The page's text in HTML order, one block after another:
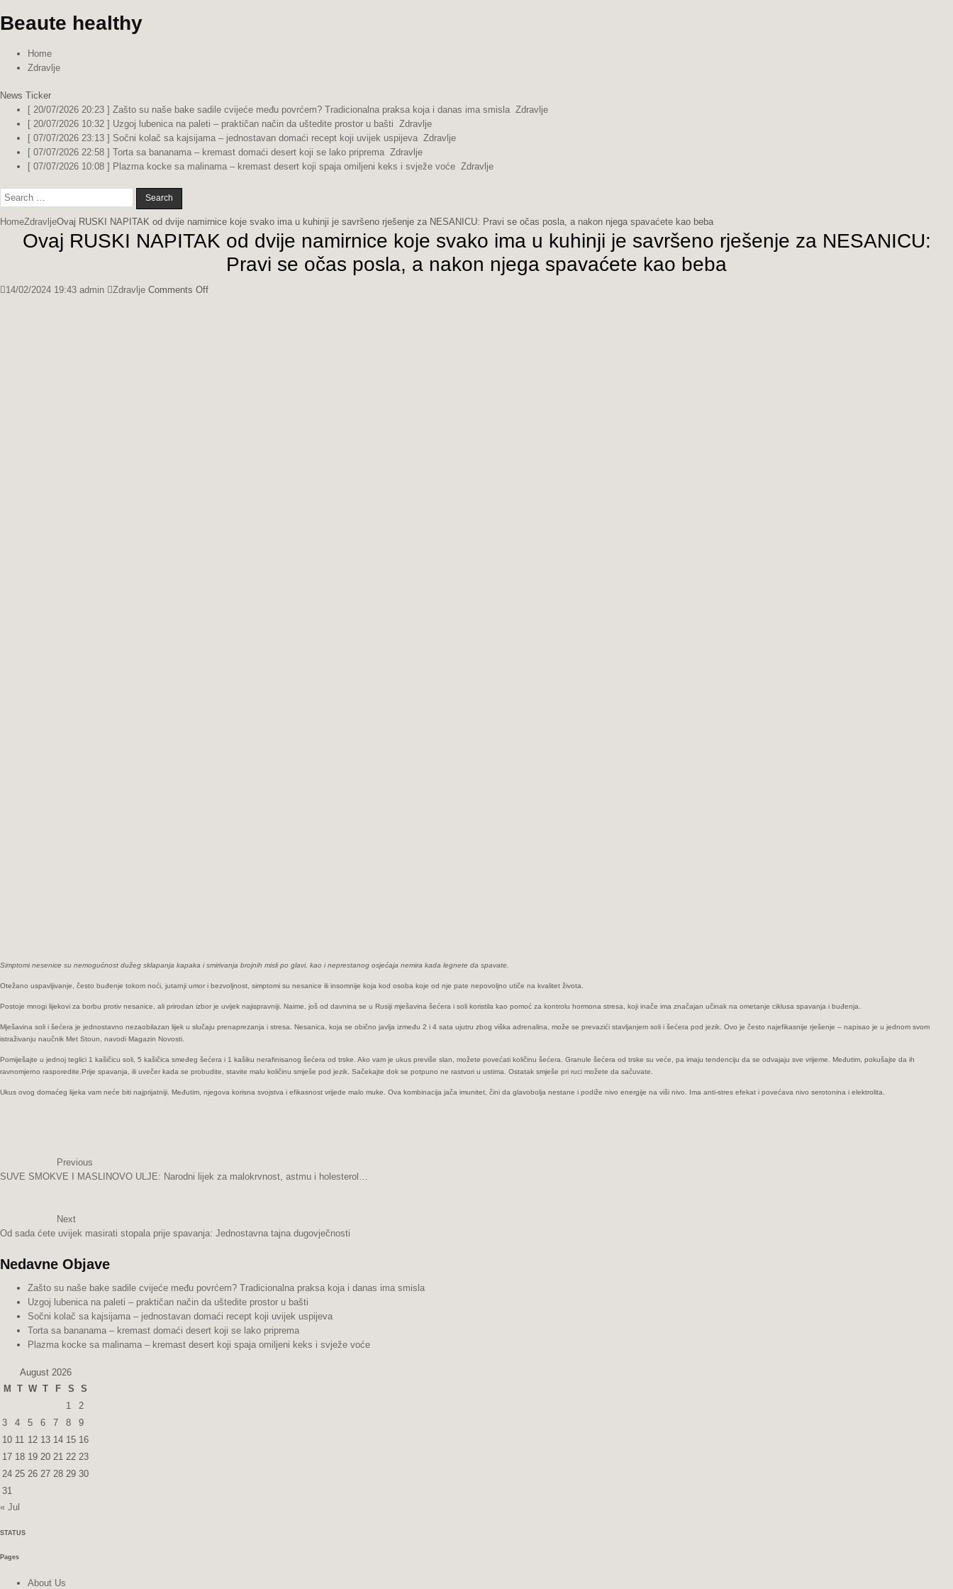
Beaute healthy
Home
Zdravlje
News Ticker
[ 20/07/2026 20:23 ] Zašto su naše bake sadile cvijeće među povrćem? Tradicionalna praksa koja i danas ima smisla Zdravlje
[ 20/07/2026 10:32 ] Uzgoj lubenica na paleti – praktičan način da uštedite prostor u bašti Zdravlje
[ 07/07/2026 23:13 ] Sočni kolač sa kajsijama – jednostavan domaći recept koji uvijek uspijeva Zdravlje
[ 07/07/2026 22:58 ] Torta sa bananama – kremast domaći desert koji se lako priprema Zdravlje
[ 07/07/2026 10:08 ] Plazma kocke sa malinama – kremast desert koji spaja omiljeni keks i svježe voće Zdravlje
Search
for:
HomeZdravljeOvaj RUSKI NAPITAK od dvije namirnice koje svako ima u kuhinji je savršeno rješenje za NESANICU: Pravi se očas posla, a nakon njega spavaćete kao beba
Ovaj RUSKI NAPITAK od dvije namirnice koje svako ima u kuhinji je savršeno rješenje za NESANICU:
Pravi se očas posla, a nakon njega spavaćete kao beba
14/02/2024 19:43 admin Zdravlje Comments Offon
Simptomi nesenice su nemogućnost dužeg sklapanja kapaka i smirivanja brojnih misli po glavi, kao i neprestanog osjećaja nemira kada legnete da spavate.
Otežano uspavljivanje, često buđenje tokom noći, jutarnji umor i bezvoljnost, simptomi su nesanice ili insomnije koja kod osoba koje od nje pate nepovoljno utiče na kvalitet života.
Postoje mnogi lijekovi za borbu protiv nesanice, ali prirodan izbor je uvijek najispravniji. Naime, još od davnina se u Rusiji mješavina šećera i soli koristila kao pomoć za kontrolu hormona stresa, koji inače ima značajan učinak na ometanje ciklusa spavanja i buđenja.
Mješavina soli i šećera je jednostavno nezaobilazan lijek u slučaju prenaprezanja i stresa. Nesanica, koja se obično javlja između 2 i 4 sata ujutru zbog viška adrenalina, može se prevazići stavljanjem soli i šećera pod jezik. Ovo je često najefikasnije rješenje – napisao je u jednom svom
istraživanju naučnik Met Stoun, navodi Magazin Novosti.
Pomiješajte u jednoj teglici 1 kašičicu soli, 5 kašičica smeđeg šećera i 1 kašiku nerafinisanog šećera od trske. Ako vam je ukus previše slan, možete povećati količinu šećera. Granule šećera od trske su veće, pa imaju tendenciju da se odvajaju sve vrijeme. Međutim, pokušajte da ih
ravnomjerno rasporedite.Prije spavanja, ili uvečer kada se probudite, stavite malu količinu smješe pod jezik. Sačekajte dok se potpuno ne rastvori u ustima. Ostatak smješe pri ruci možete da sačuvate.
Ukus ovog domaćeg lijeka vam neće biti najprijatniji. Međutim, njegova korisna svojstva i efikasnost vrijede malo muke. Ova kombinacija jača imunitet, čini da glavobolja nestane i podiže nivo energije na viši nivo. Ima anti-stres efekat i povećava nivo serotonina i elektrolita.
Previous
SUVE SMOKVE I MASLINOVO ULJE: Narodni lijek za malokrvnost, astmu i holesterol…
Next
Od sada ćete uvijek masirati stopala prije spavanja: Jednostavna tajna dugovječnosti
Nedavne Objave
Zašto su naše bake sadile cvijeće među povrćem? Tradicionalna praksa koja i danas ima smisla
Uzgoj lubenica na paleti – praktičan način da uštedite prostor u bašti
Sočni kolač sa kajsijama – jednostavan domaći recept koji uvijek uspijeva
Torta sa bananama – kremast domaći desert koji se lako priprema
Plazma kocke sa malinama – kremast desert koji spaja omiljeni keks i svježe voće
August 2026
M
T W T F S
S
1
2
3
4 5 6 7 8
9
10 11 12 13 14 15 16
17 18 19 20 21 22 23
24 25 26 27 28 29 30
31
« Jul
STATUS
Pages
About Us